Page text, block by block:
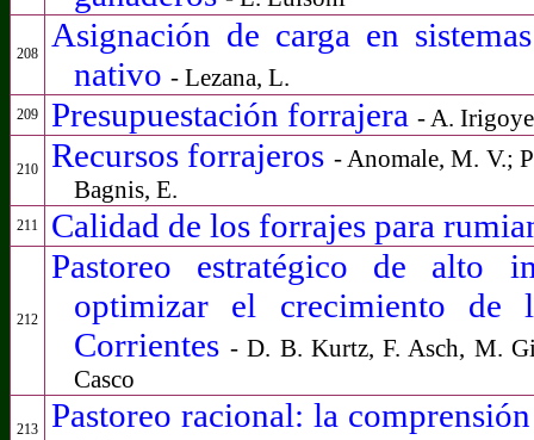
208
Asignación de carga en
nativo - Lezana, L.
209 Presupuestación forrajera - A.
210 Recursos forrajeros - Anomale, M. V.;
Bagnis, E.
211 Calidad de los forrajes para
212
Pastoreo estratégico de alto
optimizar el crecimiento de
Corrientes- D. B. Kurtz, F. Asch, M.
Casco
213 Pastoreo racional: la